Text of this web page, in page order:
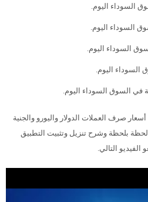
السوداء اليوم.
السوداء اليوم.
السوداء اليوم.
السوداء اليوم.
في السوق السوداء اليوم.
صرف العملات الدولار واليورو والجنية
بلحظة وشرح تنزيل وتثبيت التطبيق
الفيديو التالي.